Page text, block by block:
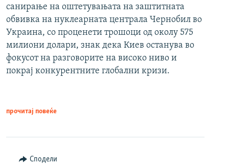
санирање на оштетувањата на заштитната
обвивка на нуклеарната централа Чернобил во
Украина, со проценети трошоци од околу 575
милиони долари, знак дека Киев останува во
фокусот на разговорите на високо ниво и
покрај конкурентните глобални кризи.
прочитај повеќе
Сподели